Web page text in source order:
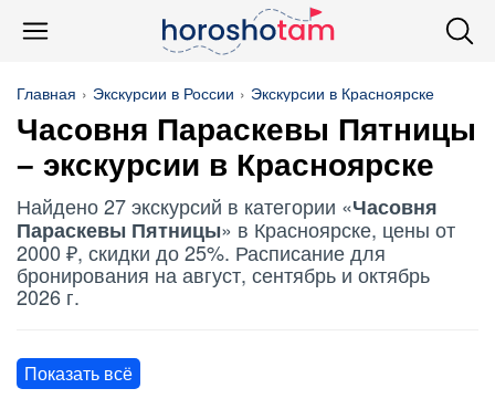
Главная Экскурсии в России Экскурсии в Красноярске
Часовня Параскевы Пятницы
– экскурсии в Красноярске
Найдено 27 экскурсий в категории «Часовня
Параскевы Пятницы» в Красноярске, цены от
2000 ₽, скидки до 25%. Расписание для
бронирования на август, сентябрь и октябрь
2026 г.
Показать всё